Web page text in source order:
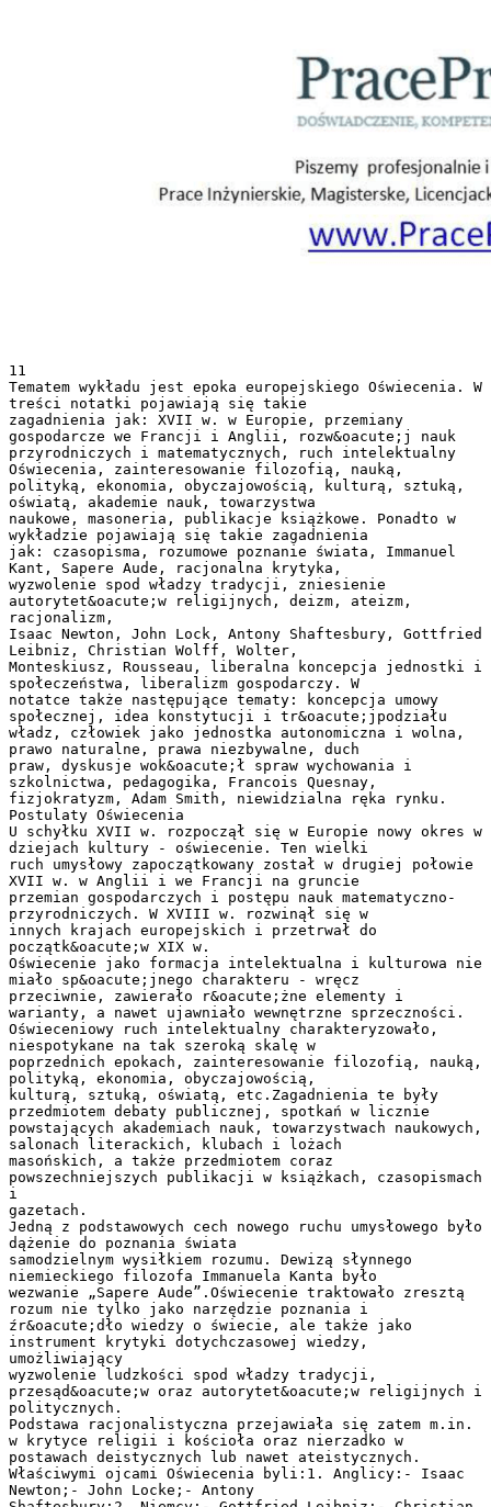
11
Tematem wykładu jest epoka europejskiego Oświecenia. W
treści notatki pojawiają się takie
zagadnienia jak: XVII w. w Europie, przemiany
gospodarcze we Francji i Anglii, rozw&oacute;j nauk
przyrodniczych i matematycznych, ruch intelektualny
Oświecenia, zainteresowanie filozofią, nauką,
polityką, ekonomia, obyczajowością, kulturą, sztuką,
oświatą, akademie nauk, towarzystwa
naukowe, masoneria, publikacje książkowe. Ponadto w
wykładzie pojawiają się takie zagadnienia
jak: czasopisma, rozumowe poznanie świata, Immanuel
Kant, Sapere Aude, racjonalna krytyka,
wyzwolenie spod władzy tradycji, zniesienie
autorytet&oacute;w religijnych, deizm, ateizm,
racjonalizm,
Isaac Newton, John Lock, Antony Shaftesbury, Gottfried
Leibniz, Christian Wolff, Wolter,
Monteskiusz, Rousseau, liberalna koncepcja jednostki i
społeczeństwa, liberalizm gospodarczy. W
notatce także następujące tematy: koncepcja umowy
społecznej, idea konstytucji i tr&oacute;jpodziału
władz, człowiek jako jednostka autonomiczna i wolna,
prawo naturalne, prawa niezbywalne, duch
praw, dyskusje wok&oacute;ł spraw wychowania i
szkolnictwa, pedagogika, Francois Quesnay,
fizjokratyzm, Adam Smith, niewidzialna ręka rynku.
Postulaty Oświecenia
U schyłku XVII w. rozpoczął się w Europie nowy okres w
dziejach kultury - oświecenie. Ten wielki
ruch umysłowy zapoczątkowany został w drugiej połowie
XVII w. w Anglii i we Francji na gruncie
przemian gospodarczych i postępu nauk matematyczno-
przyrodniczych. W XVIII w. rozwinął się w
innych krajach europejskich i przetrwał do
początk&oacute;w XIX w.
Oświecenie jako formacja intelektualna i kulturowa nie
miało sp&oacute;jnego charakteru - wręcz
przeciwnie, zawierało r&oacute;żne elementy i
warianty, a nawet ujawniało wewnętrzne sprzeczności.
Oświeceniowy ruch intelektualny charakteryzowało,
niespotykane na tak szeroką skalę w
poprzednich epokach, zainteresowanie filozofią, nauką,
polityką, ekonomia, obyczajowością,
kulturą, sztuką, oświatą, etc.Zagadnienia te były
przedmiotem debaty publicznej, spotkań w licznie
powstających akademiach nauk, towarzystwach naukowych,
salonach literackich, klubach i lożach
masońskich, a także przedmiotem coraz
powszechniejszych publikacji w książkach, czasopismach
i
gazetach.
Jedną z podstawowych cech nowego ruchu umysłowego było
dążenie do poznania świata
samodzielnym wysiłkiem rozumu. Dewizą słynnego
niemieckiego filozofa Immanuela Kanta było
wezwanie „Sapere Aude”.Oświecenie traktowało zresztą
rozum nie tylko jako narzędzie poznania i
źr&oacute;dło wiedzy o świecie, ale także jako
instrument krytyki dotychczasowej wiedzy,
umożliwiający
wyzwolenie ludzkości spod władzy tradycji,
przesąd&oacute;w oraz autorytet&oacute;w religijnych i
politycznych.
Podstawa racjonalistyczna przejawiała się zatem m.in.
w krytyce religii i kościoła oraz nierzadko w
postawach deistycznych lub nawet ateistycznych.
Właściwymi ojcami Oświecenia byli:1. Anglicy:- Isaac
Newton;- John Locke;- Antony